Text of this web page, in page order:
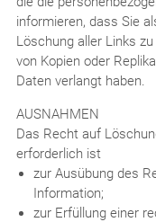
informieren, dass Sie
Löschung aller Links
von Kopien oder
Daten verlangt haben.
AUSNAHMEN
Das Recht auf
erforderlich ist
zur Ausübung des
Information;
zur Erfüllung einer